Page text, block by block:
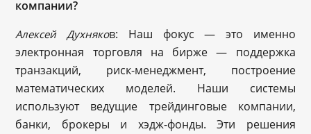
компании?
Алексей Духняков: Наш фокус — это именно
электронная торговля на бирже — поддержка
транзакций, риск-менеджмент, построение
математических моделей. Наши системы
используют ведущие трейдинговые компании,
банки, брокеры и хэдж-фонды. Эти решения